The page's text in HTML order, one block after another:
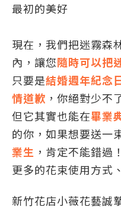
最初的美好
現在，我們把迷霧森
內，讓您隨時可以把
只要是結婚週年紀念
情道歉 ，你絕對少不
但它其實也能在畢業
的你，如果想要送一
業生 ，肯定不能錯過！
更多的花束使用方式
新竹花店小薇花藝誠